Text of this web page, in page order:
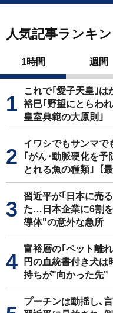
人気記事ランキ
1時間 週間
これで｢愛子天皇｣
裕巳｢野望にとらわ
皇室典範の大原則｣
イワシでもサンマで
｢がん･動脈硬化を予
とれる魚の種類｣【
習近平が｢日本に売
た…日本企業に6割
導体"の意外な急所
富裕層の｢ペット離
円の血統書付き犬は
持ちが"向かった先"
プーチンは動揺し､